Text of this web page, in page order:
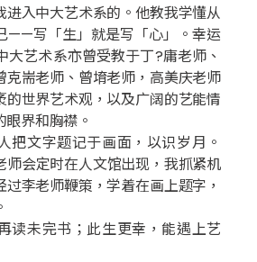
进入中大艺术系的。他教我学懂从
——写「生」就是写「心」。幸运
大艺术系亦曾受教于丁?庸老师、
克耑老师、曾堉老师，高美庆老师
的世界艺术观，以及广阔的艺能情
界和胸襟。
把文字题记于画面，以识岁月。
师会定时在人文馆出现，我抓紧机
李老师鞭策，学着在画上题字，
读未完书；此生更幸，能遇上艺